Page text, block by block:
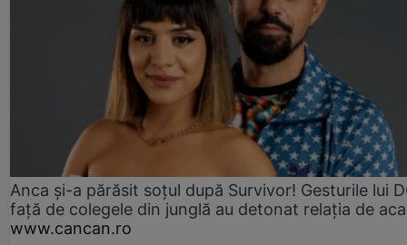
Anca și-a părăsit soțul după Survivor! Gesturile lui
față de colegele din junglă au detonat relația de
www.cancan.ro